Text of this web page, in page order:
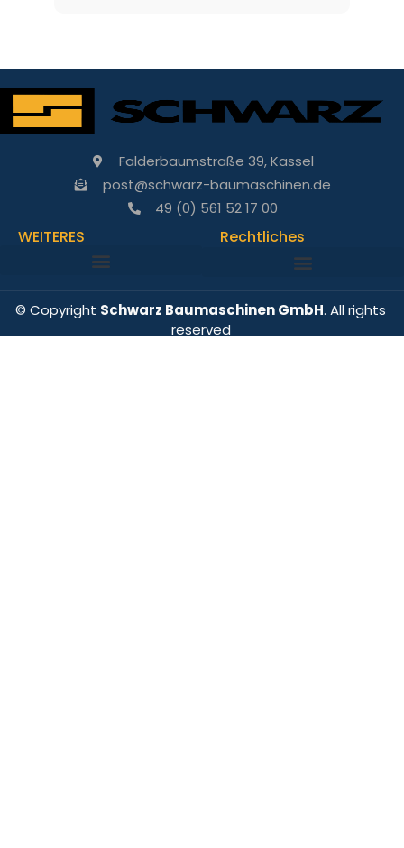
Falderbaumstraße 39, Kassel
post@schwarz-baumaschinen.de
49 (0) 561 52 17 00
WEITERES Rechtliches
© Copyright Schwarz Baumaschinen GmbH. All rights
reserved